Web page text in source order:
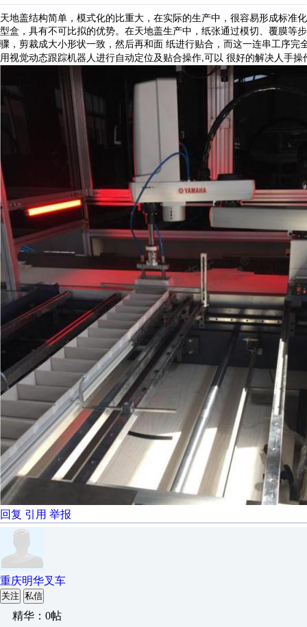
天地盖结构简单，模式化的比重大，在实际的生产中，很容易形成标准
型盒，具有不可比拟的优势。在天地盖生产中，纸张通过模切、覆膜等
骤，剪裁成大小形状一致，然后再和面 纸进行贴合，而这一连串工序完
用视觉动态跟踪机器人进行自动定位及贴合操作,可以 很好的解决人手操
回复 引用 举报
重庆明华叉车
关注 私信
精华：0帖